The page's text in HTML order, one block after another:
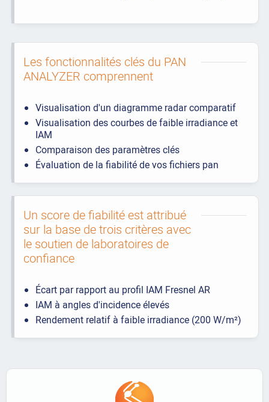
Les fonctionnalités clés du PAN
ANALYZER comprennent
Visualisation d'un diagramme radar comparatif
Visualisation des courbes de faible irradiance et
IAM
Comparaison des paramètres clés
Évaluation de la fiabilité de vos fichiers pan
Un score de fiabilité est attribué
sur la base de trois critères avec
le soutien de laboratoires de
confiance
Écart par rapport au profil IAM Fresnel AR
IAM à angles d'incidence élevés
Rendement relatif à faible irradiance (200 W/m²)